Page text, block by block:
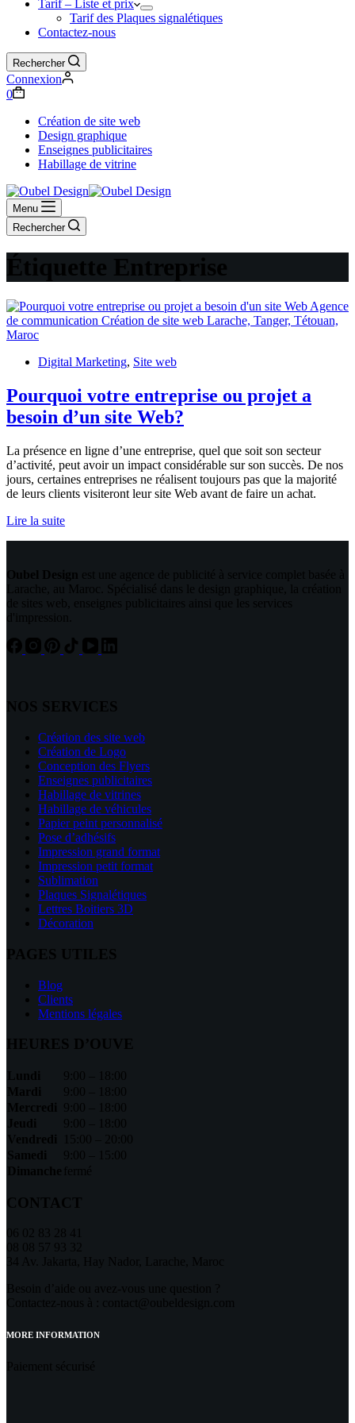
Tarif – Liste et prix
Tarif des Plaques signalétiques
Contactez-nous
Rechercher
Connexion
Panier
0
Création de site web
Design graphique
Enseignes publicitaires
Habillage de vitrine
Menu
Rechercher
Étiquette Entreprise
Digital Marketing, Site web
Pourquoi votre entreprise ou projet a
besoin d’un site Web?
La présence en ligne d’une entreprise, quel que soit son secteur
d’activité, peut avoir un impact considérable sur son succès. De nos
jours, certaines entreprises ne réalisent toujours pas que la majorité
de leurs clients visiteront leur site Web avant de faire un achat.
Lire la suitePourquoi
projet
besoin
Web?
Oubel Design est une agence de publicité à service complet basée à
Larache, au Maroc. Spécialisé dans le design graphique, la création
de sites web, enseignes publicitaires ainsi que les services
d'impression.
NOS SERVICES
Création des site web
Création de Logo
Conception des Flyers
Enseignes publicitaires
Habillage de vitrines
Habillage de véhicules
Papier peint personnalisé
Pose d’adhésifs
Impression grand format
Impression petit format
Sublimation
Plaques Signalétiques
Lettres Boitiers 3D
Décoration
PAGES UTILES
Blog
Clients
Mentions légales
HEURES D’OUVE
Lundi
9:00 – 18:00
Mardi
9:00 – 18:00
Mercredi 9:00 – 18:00
Jeudi
9:00 – 18:00
Vendredi
15:00 – 20:00
Samedi
9:00 – 15:00
Dimanche fermé
CONTACT
06 02 83 28 41
08 08 57 93 32
34 Av. Jakarta, Hay Nador, Larache, Maroc
Besoin d’aide ou avez-vous une question ?
Contactez-nous à : contact@oubeldesign.com
MORE INFORMATION
Paiement sécurisé